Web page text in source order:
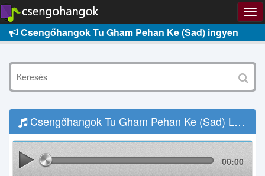
Csengőhangok Tu Gham Pehan Ke (Sad) ingyen
Csengőhangok Tu Gham Pehan Ke (Sad) Letöltés
00:00